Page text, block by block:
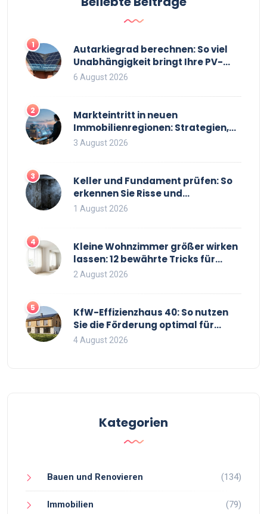
gegeben, wie man mit einem plötzlichen Ende einer
Heimwerkerfans, die mehr über Tim Allens
Entscheidungen erfahren möchten.
1
Autarkiegrad berechnen: So viel
Unabhängigkeit bringt Ihre PV-
Anlage mit Speicher
6 August 2026
2
Markteintritt in neuen
Immobilienregionen: Strategien,
Risiken und Checkliste
3 August 2026
3
Keller und Fundament prüfen: So
erkennen Sie Risse und
Feuchtigkeit bei
1 August 2026
4
Kleine Wohnzimmer größer wirken
lassen: 12 bewährte Tricks für
mehr Raumgefühl
2 August 2026
5
KfW-Effizienzhaus 40: So nutzen
Sie die Förderung optimal für
Neubau und Sanierung
4 August 2026
Kategorien
Bauen und Renovieren (134)
Immobilien (79)